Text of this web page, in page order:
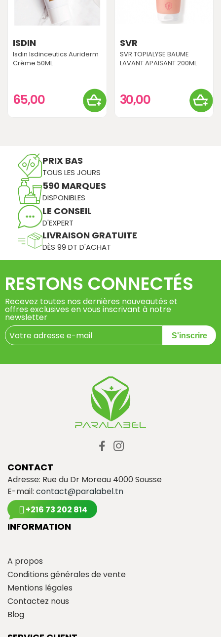
ISDIN
Isdin Isdinceutics Auriderm
Crème 50ML
65,00
SVR
SVR TOPIALYSE BAUME
LAVANT APAISANT 200ML
30,00
PRIX BAS
TOUS LES JOURS
590 MARQUES
DISPONIBLES
LE CONSEIL
D'EXPERT
LIVRAISON GRATUITE
DÈS 99 DT D'ACHAT
RESTONS CONNECTÉS
Recevez toutes nos dernières nouveautés et
offres exclusives en vous inscrivant à notre
newsletter
S'inscrire
CONTACT
Adresse: Rue du Dr Moreau 4000 Sousse
E-mail: contact@paralabel.tn
+216 73 202 814
INFORMATION
A propos
Conditions générales de vente
Mentions légales
Contactez nous
Blog